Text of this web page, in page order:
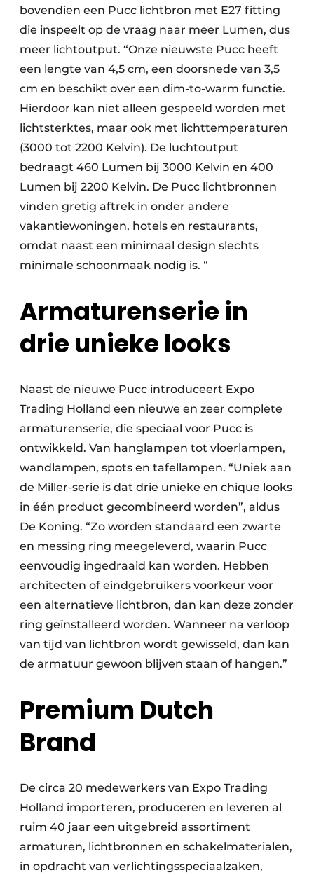
bovendien een Pucc lichtbron met E27 fitting
die inspeelt op de vraag naar meer Lumen, dus
meer lichtoutput. “Onze nieuwste Pucc heeft
een lengte van 4,5 cm, een doorsnede van 3,5
cm en beschikt over een dim-to-warm functie.
Hierdoor kan niet alleen gespeeld worden met
lichtsterktes, maar ook met lichttemperaturen
(3000 tot 2200 Kelvin). De luchtoutput
bedraagt 460 Lumen bij 3000 Kelvin en 400
Lumen bij 2200 Kelvin. De Pucc lichtbronnen
vinden gretig aftrek in onder andere
vakantiewoningen, hotels en restaurants,
omdat naast een minimaal design slechts
minimale schoonmaak nodig is. “
Armaturenserie in
drie unieke looks
Naast de nieuwe Pucc introduceert Expo
Trading Holland een nieuwe en zeer complete
armaturenserie, die speciaal voor Pucc is
ontwikkeld. Van hanglampen tot vloerlampen,
wandlampen, spots en tafellampen. “Uniek aan
de Miller-serie is dat drie unieke en chique looks
in één product gecombineerd worden”, aldus
De Koning. “Zo worden standaard een zwarte
en messing ring meegeleverd, waarin Pucc
eenvoudig ingedraaid kan worden. Hebben
architecten of eindgebruikers voorkeur voor
een alternatieve lichtbron, dan kan deze zonder
ring geïnstalleerd worden. Wanneer na verloop
van tijd van lichtbron wordt gewisseld, dan kan
de armatuur gewoon blijven staan of hangen.”
Premium Dutch
Brand
De circa 20 medewerkers van Expo Trading
Holland importeren, produceren en leveren al
ruim 40 jaar een uitgebreid assortiment
armaturen, lichtbronnen en schakelmaterialen,
in opdracht van verlichtingsspeciaalzaken,